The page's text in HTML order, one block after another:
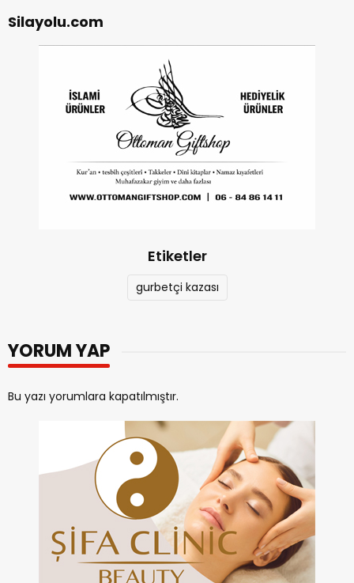
Silayolu.com
Etiketler
gurbetçi kazası
YORUM YAP
Bu yazı yorumlara kapatılmıştır.